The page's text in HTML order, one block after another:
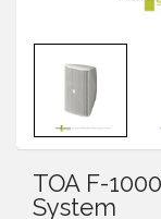
TOA F-
System